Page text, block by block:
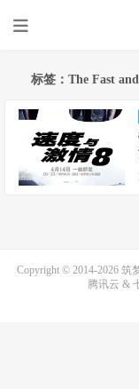
标签：The Fast
Copyright © 2014-2026 筑
腾讯云 &